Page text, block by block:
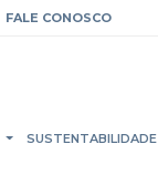
FALE CONOSCO
SUSTENTABILIDADE